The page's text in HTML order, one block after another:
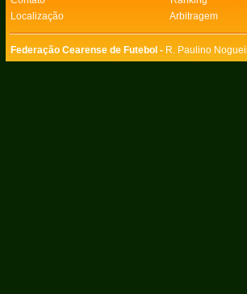
Localização
Arbitragem
Federação Cearense de Futebol - R. Paulino